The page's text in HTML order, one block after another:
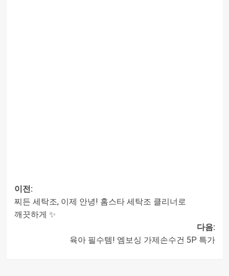
글
내비게이션
이전:
찌든 세탁조, 이제 안녕! 홈스타 세탁조 클리너로
깨끗하게 ✨
다음:
육아 필수템! 엠보싱 가제손수건 5P 특가